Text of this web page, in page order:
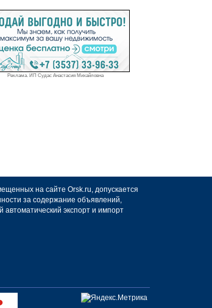
Реклама. ИП Судас Анастасия Михайловна
на сайте Orsk.ru, допускается
за содержание объявлений,
экспорт и импорт